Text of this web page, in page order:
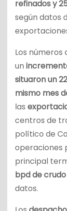
refinados y
según datos
Los
un
situaron un
mismo mes
las
centros de
político de
operaciones
principal
bpd de
datos.